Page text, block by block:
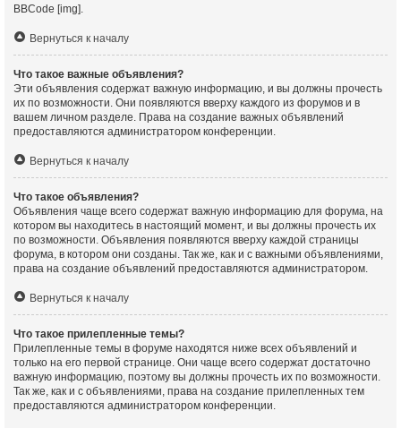
BBCode [img].
Вернуться к началу
Что такое важные объявления?
Эти объявления содержат важную информацию, и вы должны прочесть
их по возможности. Они появляются вверху каждого из форумов и в
вашем личном разделе. Права на создание важных объявлений
предоставляются администратором конференции.
Вернуться к началу
Что такое объявления?
Объявления чаще всего содержат важную информацию для форума, на
котором вы находитесь в настоящий момент, и вы должны прочесть их
по возможности. Объявления появляются вверху каждой страницы
форума, в котором они созданы. Так же, как и с важными объявлениями,
права на создание объявлений предоставляются администратором.
Вернуться к началу
Что такое прилепленные темы?
Прилепленные темы в форуме находятся ниже всех объявлений и
только на его первой странице. Они чаще всего содержат достаточно
важную информацию, поэтому вы должны прочесть их по возможности.
Так же, как и с объявлениями, права на создание прилепленных тем
предоставляются администратором конференции.